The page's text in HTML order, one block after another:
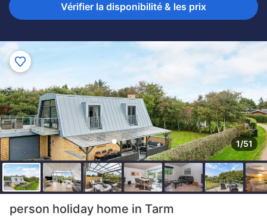
Vérifier la disponibilité & les prix
1/51
person holiday home in Tarm
4.5 étoiles au classement par étoile